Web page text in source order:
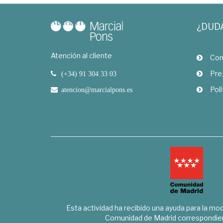
Atención al cliente
(+34) 91 304 33 03
atencion@marcialpons.es
Esta actividad ha recibido una ayuda para la
Comunidad de Madrid